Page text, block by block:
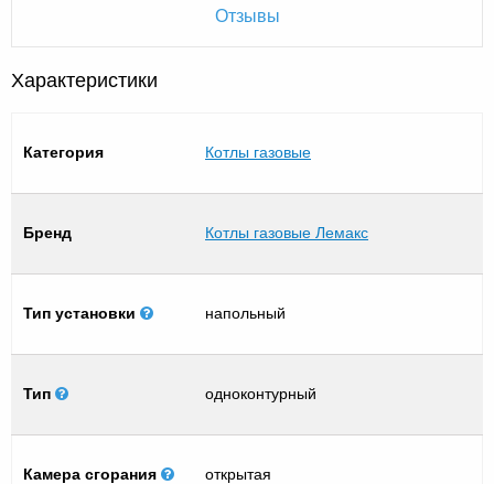
Отзывы
Характеристики
Категория Котлы газовые
Бренд Котлы газовые Лемакс
Тип установки напольный
Тип одноконтурный
Камера сгорания открытая